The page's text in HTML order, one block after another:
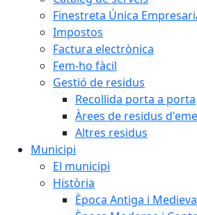
Finestreta Única
Impostos
Factura electrònica
Fem-ho fàcil
Gestió de residus
Recollida porta a porta
Àrees de residus
Altres residus
Municipi
El municipi
Història
Època Antiga i